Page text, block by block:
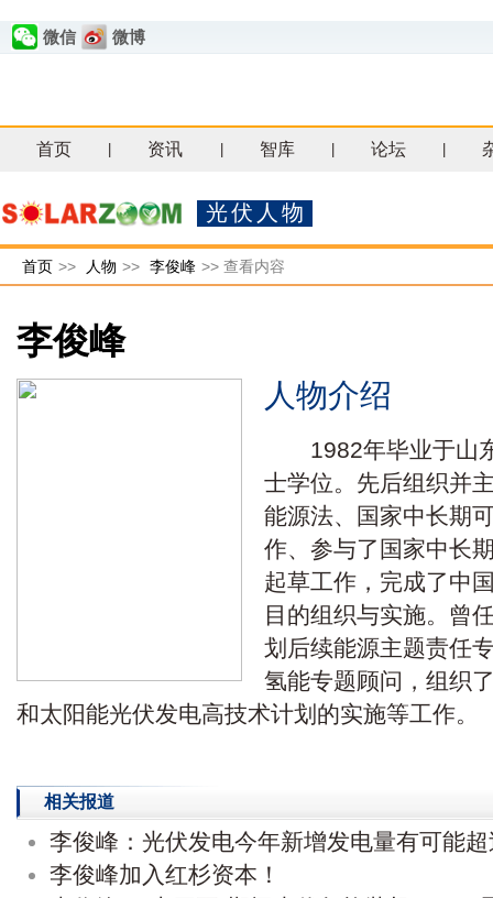
微信 微博
首页 资讯 智库 论坛
光伏人物
首页 >> 人物 >> 李俊峰 >> 查看内容
李俊峰
人物介绍
1982年毕业于山东
士学位。先后组织并
能源法、国家中长期
作、参与了国家中长
起草工作，完成了中
目的组织与实施。曾
划后续能源主题责任
氢能专题顾问，组织
和太阳能光伏发电高技术计划的实施等工作。
相关报道
李俊峰：光伏发电今年新增发电量有可能
李俊峰加入红杉资本！